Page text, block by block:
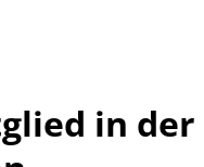
in der